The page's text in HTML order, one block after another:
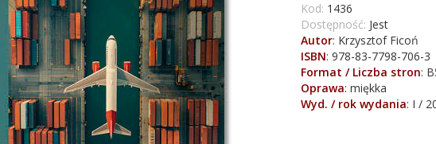
Kod: 1436
Dostępność: Jest
Autor: Krzysztof Ficoń
ISBN: 978-83-7798-706-3
Format / Liczba stron:
Oprawa: miękka
Wyd. / rok wydania: I /